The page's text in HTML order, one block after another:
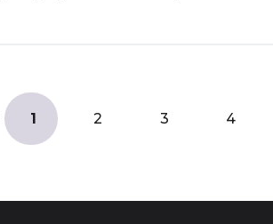
1 2 3 4